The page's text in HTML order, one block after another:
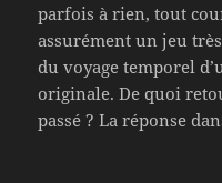
parfois à rien, tout
assurément un jeu
du voyage temporel
originale. De quoi
passé ? La réponse